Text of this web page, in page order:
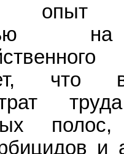
что
и